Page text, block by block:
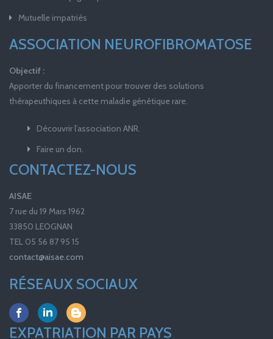
Mutuelle impatriés
ASSOCIATION NEUROFIBROMATOSE
Objectif :
Apporter du financement pour trouver des solutions
thérapeuthiques à cette maladie génétique rare.
Découvrir l’association ANR.
Faire un don.
CONTACTEZ-NOUS
AISAE
7 rue du 19 Mars 1962
33850 LEOGNAN
TEL 05 56 87 95 15
contact@aisae.com
RÉSEAUX SOCIAUX
EXPATRIATION PAR PAYS